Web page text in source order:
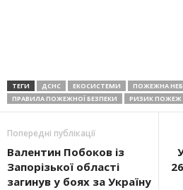
ТЕГИ ДСНС ЕКОСИСТЕМИ
ПОЖЕЖНА
ПРАВИЛА ПОЖЕЖНОЇ БЕЗПЕКИ
РИЗИК ПОЖЕЖ
Попередні публікації
Валентин Побоков із
Запорізької області
загинув у боях за Україну